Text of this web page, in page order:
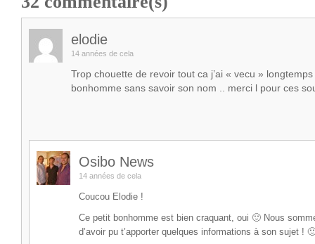
elodie
14 années de cela
Trop chouette de revoir tout ca j’ai « vecu »
bonhomme sans savoir son nom .. merci l pour ces
Osibo News
14 années de cela
Coucou Elodie !
Ce petit bonhomme est bien craquant, oui 🙂 Nous
d’avoir pu t’apporter quelques informations à son sujet !